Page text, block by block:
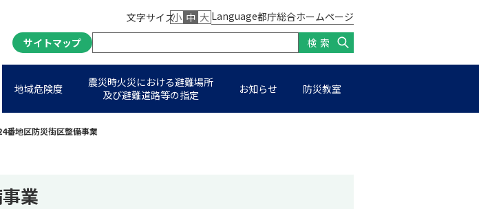
文字サイズ小 中 大 Language都庁総合ホームページ
サイトマップ
検索
地域危険度
震災時火災における避難場所
及び避難道路等の指定
お知らせ 防災教室
番地区防災街区整備事業
業